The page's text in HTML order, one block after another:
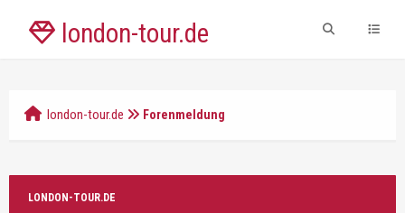
london-tour.de
london-tour.de Forenmeldung
LONDON-TOUR.DE